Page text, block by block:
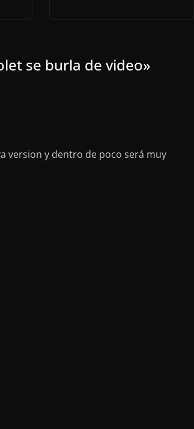
se burla de video»
version y dentro de poco será muy